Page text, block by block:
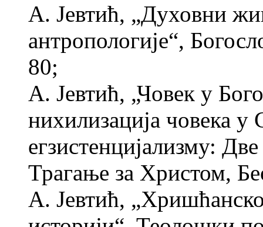
А. Јевтић, „Духовни
антропологије“,
80;
А. Јевтић, „Човек у
нихилизација човека у
егзистенцијализму:
Трагање за Христом,
А. Јевтић,